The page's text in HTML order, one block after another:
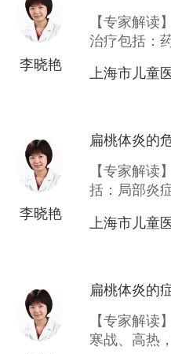
李晓艳
【专家解读
治疗包括：
上海市儿童
李晓艳
扁桃体炎的
【专家解读
括：局部炎
关节炎、风
上海市儿童
扁桃体炎的
【专家解读
寒战、高热